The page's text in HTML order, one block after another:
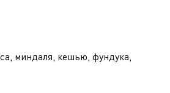
миндаля, кешью, фундука,